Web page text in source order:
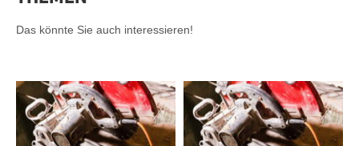
Das könnte Sie auch interessieren!